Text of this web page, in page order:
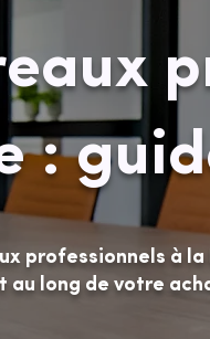
:
professionnels à la
au long de votre